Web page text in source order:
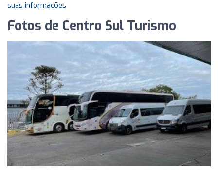
suas informações
Fotos de Centro Sul Turismo